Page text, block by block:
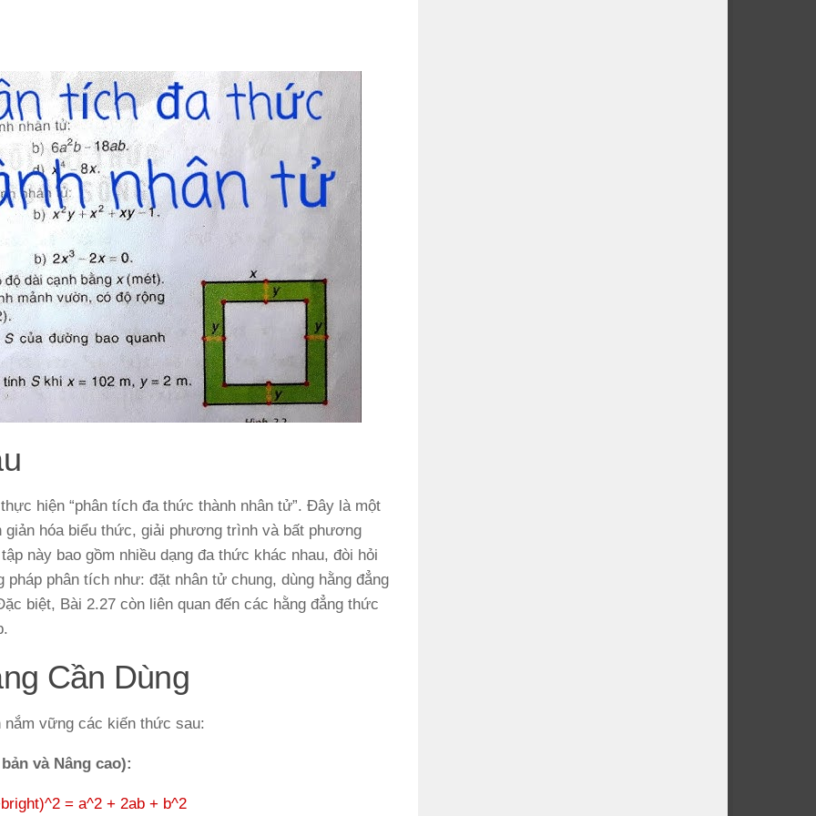
hiện “phân tích đa thức thành nhân tử”. Đây là một
hóa biểu thức, giải phương trình và bất phương
này bao gồm nhiều dạng đa thức khác nhau, đòi hỏi
phân tích như: đặt nhân tử chung, dùng hằng đẳng
biệt, Bài 2.27 còn liên quan đến các hằng đẳng thức
Cần Dùng
vững các kiến thức sau:
và Nâng cao):
= a^2 + 2ab + b^2